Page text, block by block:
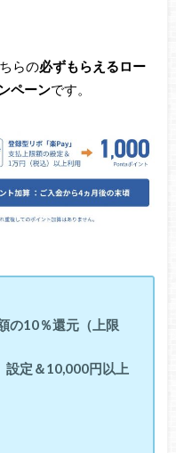
らの必ずもらえるロー
ペーンです。
の10％還元（上限
設定＆10,000円以上